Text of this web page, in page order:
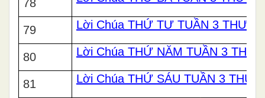
78
79 Lời Chúa THỨ TƯ TUẦN 3
80 Lời Chúa THỨ NĂM TUẦN 3
81 Lời Chúa THỨ SÁU TUẦN 3